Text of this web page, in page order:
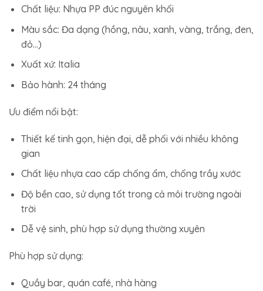
Chất liệu: Nhựa PP đúc nguyên khối
Màu sắc: Đa dạng (hồng, nâu, xanh, vàng, trắng, đen,
đỏ…)
Xuất xứ: Italia
Bảo hành: 24 tháng
Ưu điểm nổi bật:
Thiết kế tinh gọn, hiện đại, dễ phối với nhiều không
gian
Chất liệu nhựa cao cấp chống ẩm, chống trầy xước
Độ bền cao, sử dụng tốt trong cả môi trường ngoài
trời
Dễ vệ sinh, phù hợp sử dụng thường xuyên
Phù hợp sử dụng:
Quầy bar, quán café, nhà hàng